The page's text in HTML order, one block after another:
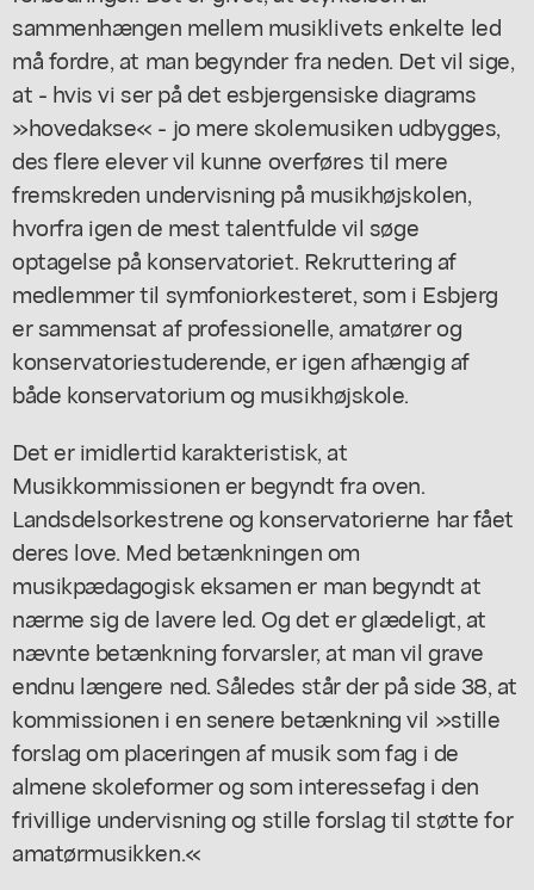
sammenhængen mellem musiklivets enkelte led
må fordre, at man begynder fra neden. Det vil sige,
at - hvis vi ser på det esbjergensiske diagrams
»hovedakse« - jo mere skolemusiken udbygges,
des flere elever vil kunne overføres til mere
fremskreden undervisning på musikhøjskolen,
hvorfra igen de mest talentfulde vil søge
optagelse på konservatoriet. Rekruttering af
medlemmer til symfoniorkesteret, som i Esbjerg
er sammensat af professionelle, amatører og
konservatoriestuderende, er igen afhængig af
både konservatorium og musikhøjskole.
Det er imidlertid karakteristisk, at
Musikkommissionen er begyndt fra oven.
Landsdelsorkestrene og konservatorierne har fået
deres love. Med betænkningen om
musikpædagogisk eksamen er man begyndt at
nærme sig de lavere led. Og det er glædeligt, at
nævnte betænkning forvarsler, at man vil grave
endnu længere ned. Således står der på side 38, at
kommissionen i en senere betænkning vil »stille
forslag om placeringen af musik som fag i de
almene skoleformer og som interessefag i den
frivillige undervisning og stille forslag til støtte for
amatørmusikken.«